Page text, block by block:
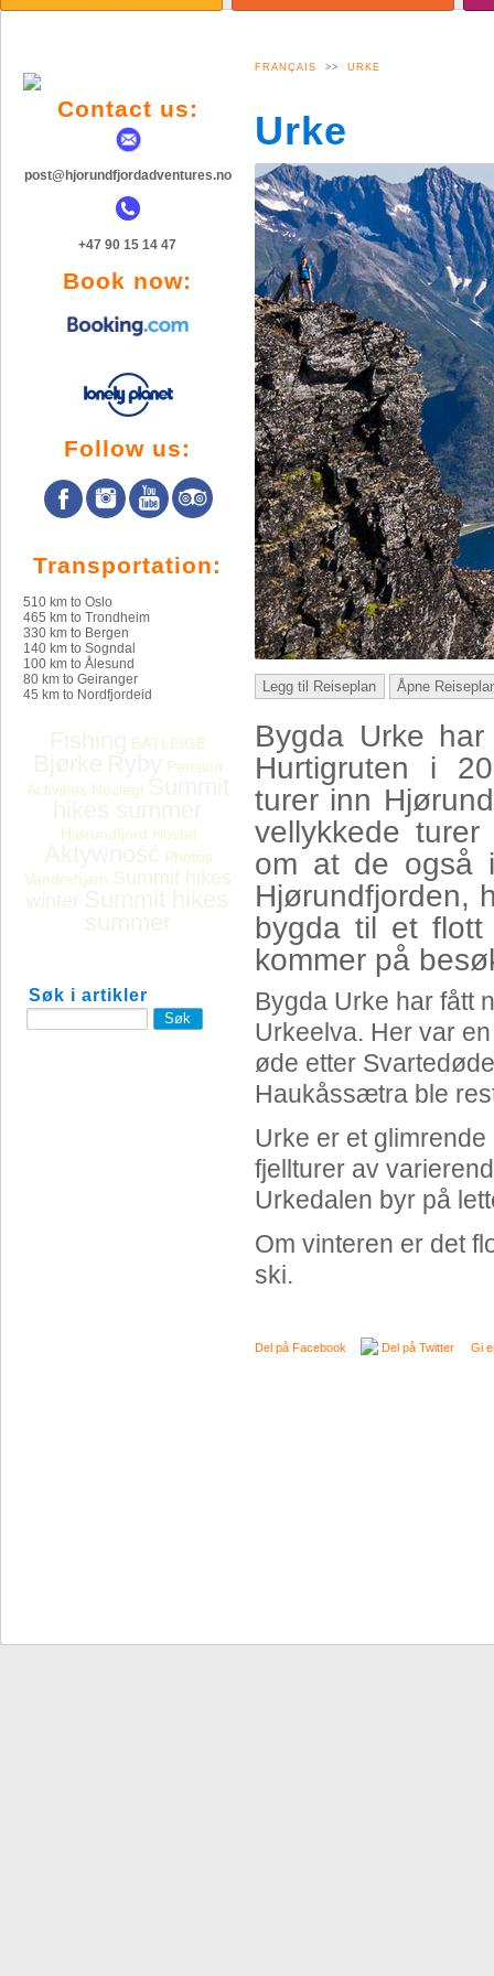
TOPPTUR VINTER
AKTYWNOŚĆ
Contact us:
post@hjorundfjordadventures.no
+47 90 15 14 47
Book now:
Follow us:
Transportation:
510 km to Oslo
465 km to Trondheim
330 km to Bergen
140 km to Sogndal
100 km to Ålesund
80 km to Geiranger
45 km to Nordfjordeid
BÅTLEIGE
Pension
Activities Noclegi
Hjørundfjord Hostel
Photos
Vandrehjem
Søk i artikler
FRANÇAIS >> URKE
Urke
Legg til Reiseplan Åpne
Bygda Urke
Hurtigruten i
turer inn
vellykkede
om at de også
Hjørundfjorden,
bygda til et
kommer på
Bygda Urke har fått
Urkeelva. Her var
øde etter
Haukåssætra ble
Urke er et
fjellturer av
Urkedalen byr på
Om vinteren er det
ski.
Del på Facebook Del på Twitter Gi